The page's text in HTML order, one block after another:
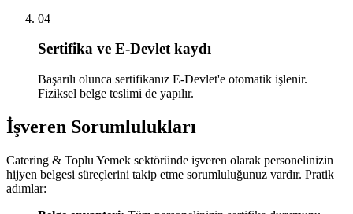
04
Sertifika ve E-Devlet kaydı
Başarılı olunca sertifikanız E-Devlet'e otomatik işlenir.
Fiziksel belge teslimi de yapılır.
İşveren Sorumlulukları
Catering & Toplu Yemek sektöründe işveren olarak personelinizin
hijyen belgesi süreçlerini takip etme sorumluluğunuz vardır. Pratik
adımlar: